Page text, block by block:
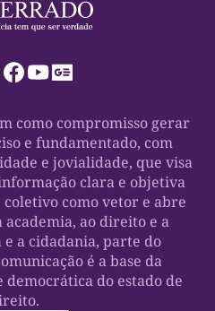
como compromisso gerar
e fundamentado, com
e jovialidade, que visa
clara e objetiva
coletivo como vetor e abre
academia, ao direito e a
a cidadania, parte do
é a base da
do estado de